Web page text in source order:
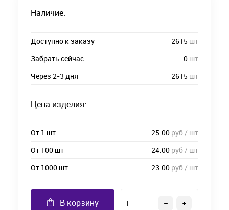
Наличие:
Доступно к заказу 2615 шт
Забрать сейчас
0 шт
Через 2-3 дня
2615 шт
Цена изделия:
От 1 шт 25.00 руб / шт
От 100 шт
24.00 руб / шт
От 1000 шт
23.00 руб / шт
В корзину